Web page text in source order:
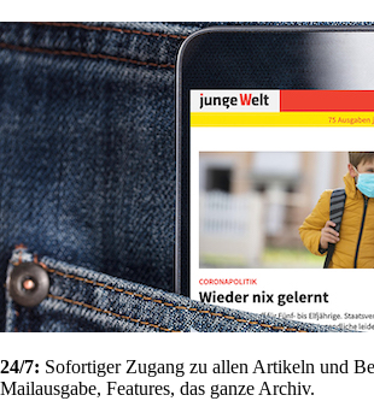
24/7: Sofortiger Zugang zu allen Artikeln und
Mailausgabe, Features, das ganze Archiv.